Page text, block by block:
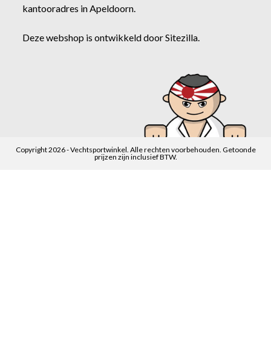
kantooradres in Apeldoorn.
Deze webshop is ontwikkeld doorSitezilla.
Copyright 2026 - Vechtsportwinkel. Alle rechten voorbehouden. Getoonde
prijzen zijn inclusief BTW.